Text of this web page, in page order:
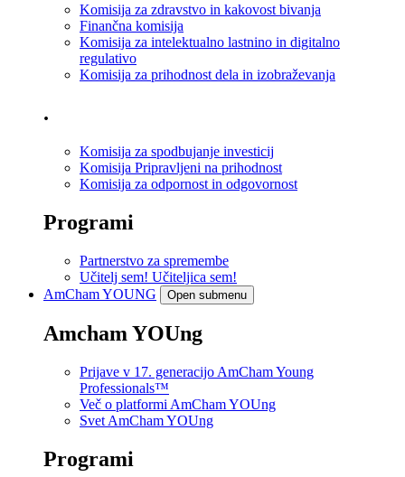
Komisija za zdravstvo in kakovost bivanja
Finančna komisija
Komisija za intelektualno lastnino in digitalno
regulativo
Komisija za prihodnost dela in izobraževanja
.
Komisija za spodbujanje investicij
Komisija Pripravljeni na prihodnost
Komisija za odpornost in odgovornost
Programi
Partnerstvo za spremembe
Učitelj sem! Učiteljica sem!
AmChamYOUNG Open submenu
Amcham YOUng
Prijave v 17. generacijo AmCham Young
Professionals™
Več o platformi AmCham YOUng
Svet AmCham YOUng
Programi